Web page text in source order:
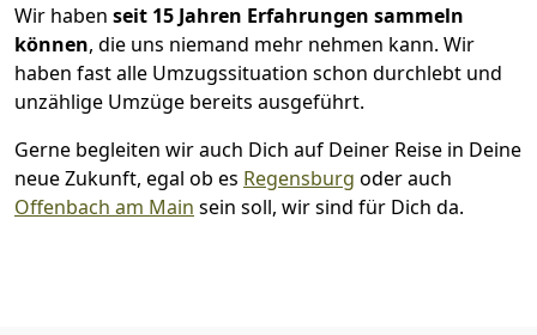
Wir haben seit 15 Jahren Erfahrungen sammeln
können, die uns niemand mehr nehmen kann. Wir
haben fast alle Umzugssituation schon durchlebt und
unzählige Umzüge bereits ausgeführt.
Gerne begleiten wir auch Dich auf Deiner Reise in Deine
neue Zukunft, egal ob es Regensburg oder auch
Offenbach am Main sein soll, wir sind für Dich da.